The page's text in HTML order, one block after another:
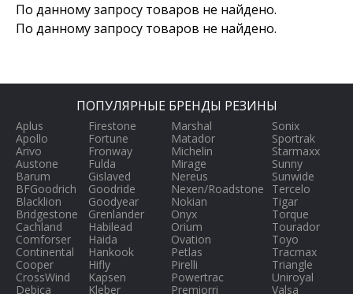
По данному запросу товаров не найдено.
По данному запросу товаров не найдено.
ПОПУЛЯРНЫЕ БРЕНДЫ РЕЗИНЫ
Aplus
Apollo
Arivo
Austone
Barum
BFGoodrich
Blacklion
Bridgestone
Cachland
Comforser
Continental
Cooper
CrossWind
Debica
Firestone
Fortune
Fronway
Fulda
Gislaved
Goodride
Goodyear
Grenlander
Habilead
Haida
Hankook
Hifly
Kapsen
Kleber
Marshal
Matador
Michelin
Mirage
Nereus
Nexen/Roadstone
Nokian
Onyx
Orium
Ovation
Petlas
Pirelli
Powertrac
Premiorri
Sonix
Sportrak
Starmaxx
Sunny
Sunwide
Tercelo
Tigar
Torque
Tourador
Toyo
Tracmax
Triangle
Uniroyal
Valsa